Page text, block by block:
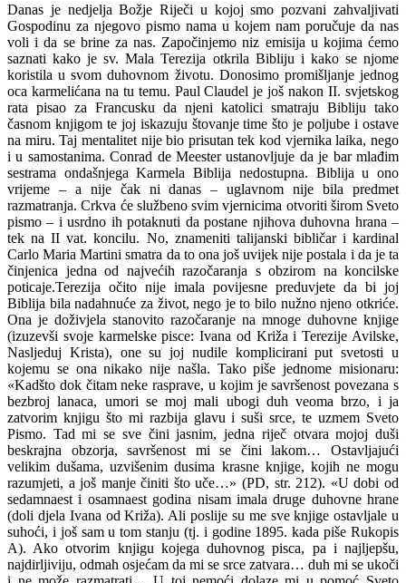
Danas je nedjelja Božje Riječi u kojoj smo pozvani zahvaljivati
Gospodinu za njegovo pismo nama u kojem nam poručuje da nas
voli i da se brine za nas. Započinjemo niz emisija u kojima ćemo
saznati kako je sv. Mala Terezija otkrila Bibliju i kako se njome
koristila u svom duhovnom životu. Donosimo promišljanje jednog
oca karmelićana na tu temu. Paul Claudel je još nakon II. svjetskog
rata pisao za Francusku da njeni katolici smatraju Bibliju tako
časnom knjigom te joj iskazuju štovanje time što je poljube i ostave
na miru. Taj mentalitet nije bio prisutan tek kod vjernika laika, nego
i u samostanima. Conrad de Meester ustanovljuje da je bar mlađim
sestrama ondašnjega Karmela Biblija nedostupna. Biblija u ono
vrijeme – a nije čak ni danas – uglavnom nije bila predmet
razmatranja. Crkva će službeno svim vjernicima otvoriti širom Sveto
pismo – i usrdno ih potaknuti da postane njihova duhovna hrana –
tek na II vat. koncilu. No, znameniti talijanski bibličar i kardinal
Carlo Maria Martini smatra da to ona još uvijek nije postala i da je ta
činjenica jedna od najvećih razočaranja s obzirom na koncilske
poticaje.Terezija očito nije imala povijesne preduvjete da bi joj
Biblija bila nadahnuće za život, nego je to bilo nužno njeno otkriće.
Ona je doživjela stanovito razočaranje na mnoge duhovne knjige
(izuzevši svoje karmelske pisce: Ivana od Križa i Terezije Avilske,
Nasljeduj Krista), one su joj nudile komplicirani put svetosti u
kojemu se ona nikako nije našla. Tako piše jednome misionaru:
«Kadšto dok čitam neke rasprave, u kojim je savršenost povezana s
bezbroj lanaca, umori se moj mali ubogi duh veoma brzo, i ja
zatvorim knjigu što mi razbija glavu i suši srce, te uzmem Sveto
Pismo. Tad mi se sve čini jasnim, jedna riječ otvara mojoj duši
beskrajna obzorja, savršenost mi se čini lakom… Ostavljajući
velikim dušama, uzvišenim dusima krasne knjige, kojih ne mogu
razumjeti, a još manje činiti što uče…» (PD, str. 212). «U dobi od
sedamnaest i osamnaest godina nisam imala druge duhovne hrane
(doli djela Ivana od Križa). Ali poslije su me sve knjige ostavljale u
suhoći, i još sam u tom stanju (tj. i godine 1895. kada piše Rukopis
A). Ako otvorim knjigu kojega duhovnog pisca, pa i najljepšu,
najdirljiviju, odmah osjećam da mi se srce zatvara… duh mi se ukoči